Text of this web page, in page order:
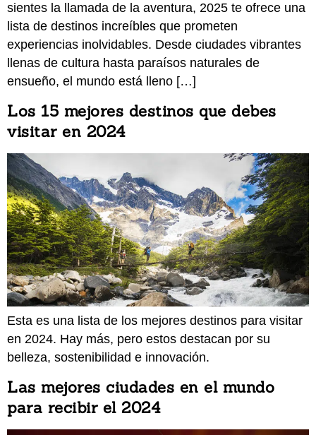
sientes la llamada de la aventura, 2025 te ofrece una
lista de destinos increíbles que prometen
experiencias inolvidables. Desde ciudades vibrantes
llenas de cultura hasta paraísos naturales de
ensueño, el mundo está lleno […]
Los 15 mejores destinos que debes
visitar en 2024
Esta es una lista de los mejores destinos para visitar
en 2024. Hay más, pero estos destacan por su
belleza, sostenibilidad e innovación.
Las mejores ciudades en el mundo
para recibir el 2024